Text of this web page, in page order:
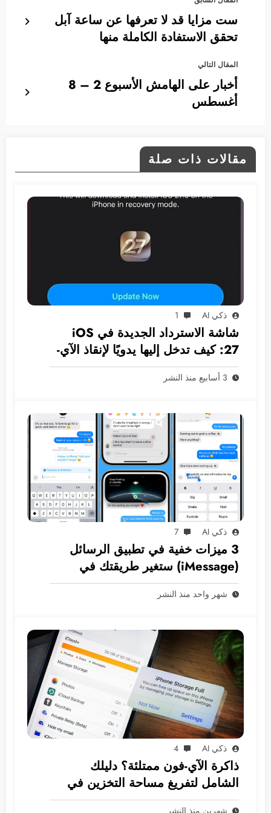
ست مزايا قد لا تعرفها عن ساعة آبل
تحقق الاستفادة الكاملة منها
المقال التالي
أخبار على الهامش الأسبوع 2 – 8
أغسطس
مقالات ذات صلة
ذكي AI 1
شاشة الاسترداد الجديدة في iOS
27: كيف تدخل إليها يدويًا لإنقاذ الآي-
فون دون كمبيوتر؟
3 أسابيع منذ النشر
ذكي AI 7
3 ميزات خفية في تطبيق الرسائل
(iMessage) ستغير طريقتك في
المراسلة
شهر واحد منذ النشر
ذكي AI 4
ذاكرة الآي-فون ممتلئة؟ دليلك
الشامل لتفريغ مساحة التخزين في
نظام iOS
شهرين منذ النشر